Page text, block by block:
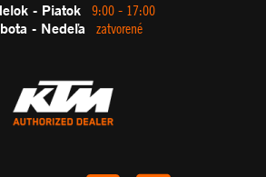
- Piatok 9:00 - 17:00
- Nedeľa zatvorené